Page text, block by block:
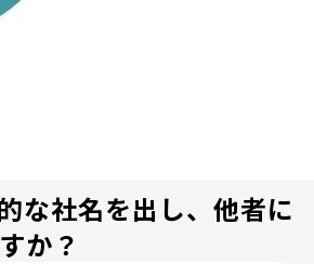
な社名を出し、他者に
か？